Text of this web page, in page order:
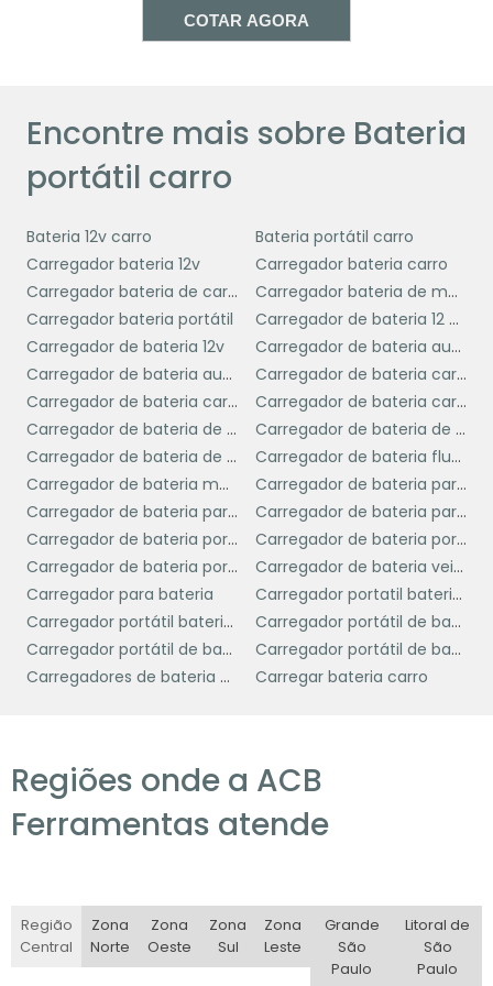
segurança, mas também oferece
conveniência e paz de espírito, sabendo que
COMO ESCOLHER A
BATERIA PORTÁTIL IDEAL
Escolher a bateria portátil ideal para o seu
carro envolve considerar vários fatores para
garantir que a solução atenda às suas
necessidades específicas.
Primeiramente, é fundamental verificar a
compatibilidadeda bateria portátil com o
modelo do seu veículo. Isso garante que a
bateria tenha a capacidade necessária para
dar partida no motor do seu carro.
Outro aspecto importante é acapacidade
de carga da bateria portátil, geralmente
medida em miliampere-hora (mAh). Uma
capacidade maior significa que a bateria
pode fornecer energia por um período mais
longo e dar partida em motores maiores. Para
veículos de passeio, uma bateria com
Além disso, considere asfuncionalidades
adicionaisque a bateria portátil oferece.
Modelos com saídas USB, por exemplo, são
valiosas em situações de emergência
noturna.
COTAR AGORA
Encontre mais sobre Bateria
portátil carro
Bateria 12v carro
Bateria portátil carro
Carregador bateria 12v
Carregador bateria carro
Carregador bateria de carro
Carregador bateria de moto
Carregador bateria portátil
Carregador de bateria 12 volts
Carregador de bateria 12v
Carregador de bateria automotiva
Carregador de bateria automotiva portátil
Carregador de bateria carga lenta
Carregador de bateria carro
Carregador de bateria carro e moto
Carregador de bateria de caminhão
Carregador de bateria de carro portátil
Carregador de bateria de moto
Carregador de bateria flutuante
Carregador de bateria moto
Carregador de bateria para automóvel
Carregador de bateria para carro
Carregador de bateria para moto
Carregador de bateria portatil automotivo
Carregador de bateria portátil
Carregador de bateria portátil preço
Carregador de bateria veicular
Carregador para bateria
Carregador portatil bateria de carro
Carregador portátil bateria carro
Carregador portátil de bateria
Carregador portátil de bateria automotiva
Carregador portátil de bateria de carro
Carregadores de bateria portáteis
Carregar bateria carro
Regiões onde a ACB
Ferramentas atende
Região
Central
Zona
Norte
Zona
Oeste
Zona
Sul
Zona
Leste
Grande
São
Paulo
Litoral de
São
Paulo